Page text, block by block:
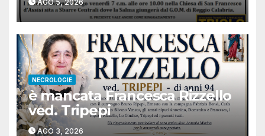
AGO 5, 2026
NECROLOGIE
è mancata Francesca Rizzello
ved. Tripepi
AGO 3, 2026